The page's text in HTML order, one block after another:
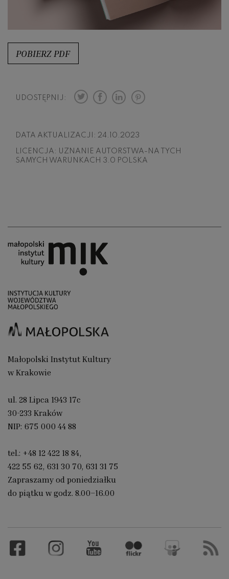
POBIERZ PDF
UDOSTĘPNIJ:
DATA AKTUALIZACJI: 24.10.2023
LICENCJA: UZNANIE AUTORSTWA-NA TYCH
SAMYCH WARUNKACH 3.0 POLSKA
Małopolski Instytut Kultury
w Krakowie
ul. 28 Lipca 1943 17c
30-233 Kraków
NIP: 675 000 44 88
tel.: +48 12 422 18 84,
422 55 62, 631 30 70, 631 31 75
Zapraszamy od poniedziałku
do piątku w godz. 8.00–16.00
Facebook Instagram YouTube Flickr Slideshare RSS